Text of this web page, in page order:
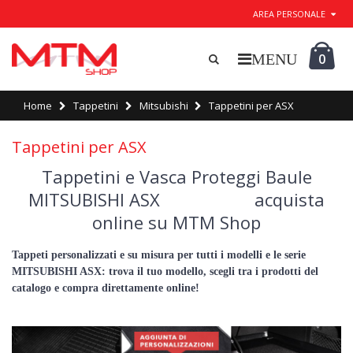
AREA PERSONALE
0
Home Tappetini Mitsubishi Tappetini per ASX
Tappetini per ASX
Tappetini e Vasca Proteggi Baule
MITSUBISHI ASX acquista
online su MTM Shop
Tappeti personalizzati e su misura per tutti i modelli e le serie
MITSUBISHI ASX: trova il tuo modello, scegli tra i prodotti del
catalogo e compra direttamente online!